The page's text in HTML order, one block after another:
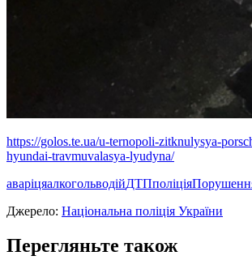
https://golos.te.ua/u-ternopoli-zitknulysya-
hyundai-travmuvalasya-lyudyna/
аваріцяалкогольводійДТПполіція
Джерело: Національна поліція України
Перегляньте також